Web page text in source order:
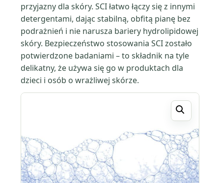
przyjazny dla skóry. SCI łatwo łączy się z innymi
detergentami, dając stabilną, obfitą pianę bez
podrażnień i nie narusza bariery hydrolipidowej
skóry. Bezpieczeństwo stosowania SCI zostało
potwierdzone badaniami – to składnik na tyle
delikatny, że używa się go w produktach dla
dzieci i osób o wrażliwej skórze.